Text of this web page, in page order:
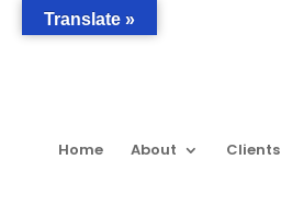
Home About Clients
Translate »